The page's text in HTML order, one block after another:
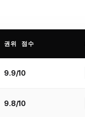
권위 점수
9.9/10
9.8/10